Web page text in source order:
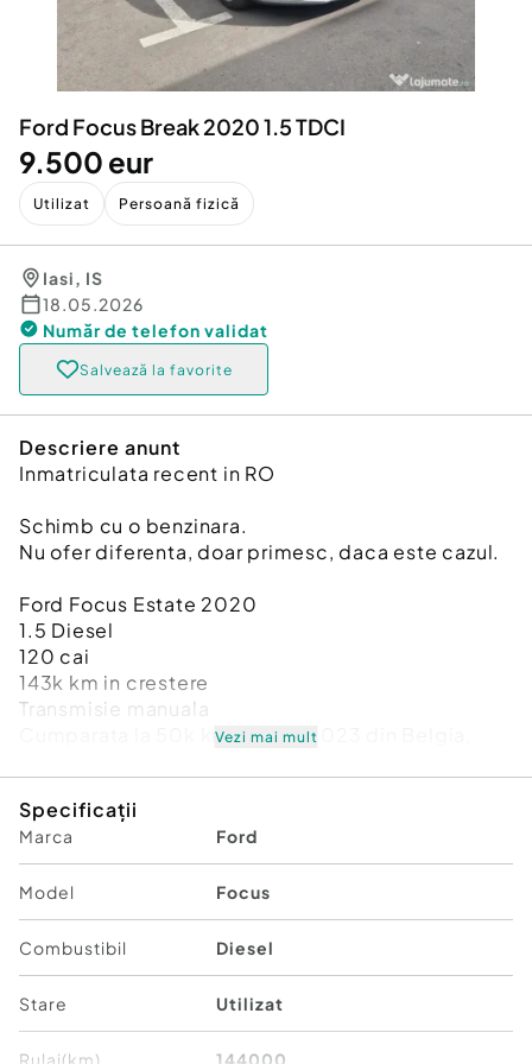
Servicii
Animale de companie
Afaceri și echipamente profesionale
Inchiriere Bunuri si Vehicule
Utilaje agricole si industriale
Piese auto si accesorii
Dacia Duster
Ford Focus Break 2020 1.5 TDCI
9.500 eur
Utilizat Persoană fizică
Iasi, IS
18.05.2026
Număr de telefon validat
Salvează la favorite
Descriere anunt
Inmatriculata recent in RO
Schimb cu o benzinara.
Nu ofer diferenta, doar primesc, daca este cazul.
Ford Focus Estate 2020
1.5 Diesel
120 cai
143k km in crestere
Transmisie manuala
Cumparata la 50k km, aprilie 2023 din Belgia,
doveditoare)
2 chei originale, ( keyless entry, keyless go)
Clima
Incalzire scaune
Incalzire volan
Volan piele multifunctional
Cotiera fata reglabila cu loc de depozitare si
conexiune usb
Drive mode : Normal, Eco, Sport
Vezi mai mult
Specificații
Marca Ford
Model Focus
Combustibil Diesel
Stare Utilizat
Rulaj(km) 144000